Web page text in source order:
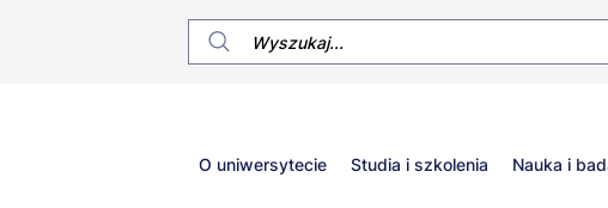
Główne
O uniwersytecie Studia i szkolenia Nauka i